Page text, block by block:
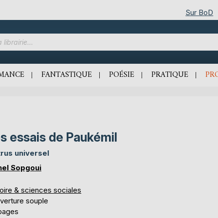
Sur BoD
FANTASTIQUE POÉSIE PRATIQUE
essais de Paukémil
universel
Sopgoui
& sciences sociales
souple